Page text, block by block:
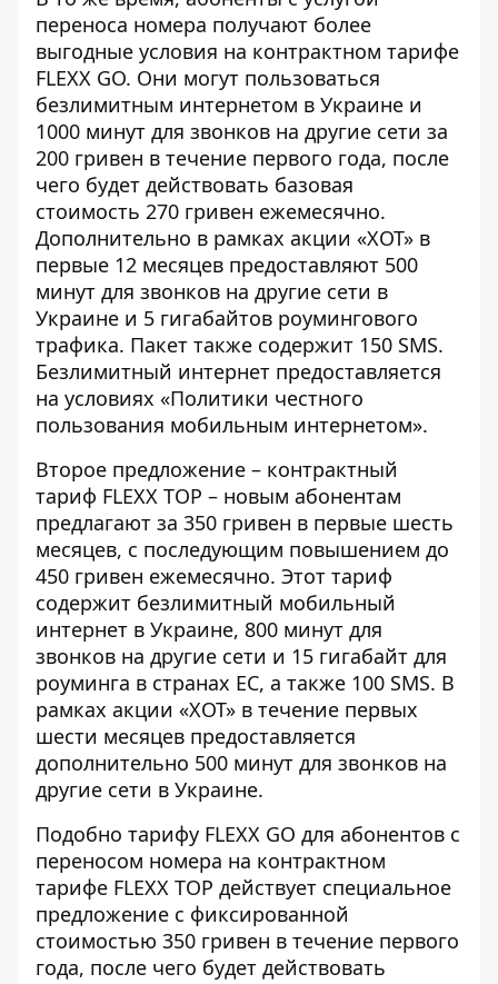
переноса номера получают более
выгодные условия на контрактном тарифе
FLEXX GO. Они могут пользоваться
безлимитным интернетом в Украине и
1000 минут для звонков на другие сети за
200 гривен в течение первого года, после
чего будет действовать базовая
стоимость 270 гривен ежемесячно.
Дополнительно в рамках акции «ХОТ» в
первые 12 месяцев предоставляют 500
минут для звонков на другие сети в
Украине и 5 гигабайтов роумингового
трафика. Пакет также содержит 150 SMS.
Безлимитный интернет предоставляется
на условиях «Политики честного
пользования мобильным интернетом».
Второе предложение – контрактный
тариф FLEXX TOP – новым абонентам
предлагают за 350 гривен в первые шесть
месяцев, с последующим повышением до
450 гривен ежемесячно. Этот тариф
содержит безлимитный мобильный
интернет в Украине, 800 минут для
звонков на другие сети и 15 гигабайт для
роуминга в странах ЕС, а также 100 SMS. В
рамках акции «ХОТ» в течение первых
шести месяцев предоставляется
дополнительно 500 минут для звонков на
другие сети в Украине.
Подобно тарифу FLEXX GO для абонентов с
переносом номера на контрактном
тарифе FLEXX TOP действует специальное
предложение с фиксированной
стоимостью 350 гривен в течение первого
года, после чего будет действовать